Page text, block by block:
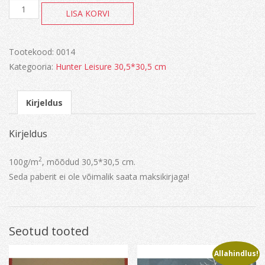
Paber
kogus
LISA KORVI
Tootekood: 0014
Kategooria: Hunter Leisure 30,5*30,5 cm
Kirjeldus
Kirjeldus
100g/m2, mõõdud 30,5*30,5 cm.
Seda paberit ei ole võimalik saata maksikirjaga!
Seotud tooted
Allahindlus!